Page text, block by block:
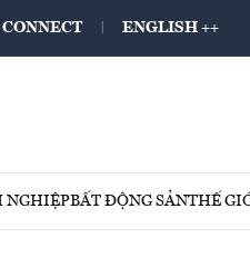
ENGLISH ++
NGHIỆPBẤT ĐỘNG SẢNTHẾ